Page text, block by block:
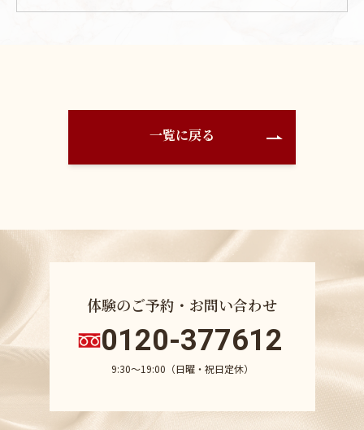
一覧に戻る
体験のご予約・お問い合わせ
0120-377612
9:30〜19:00（日曜・祝日定休）